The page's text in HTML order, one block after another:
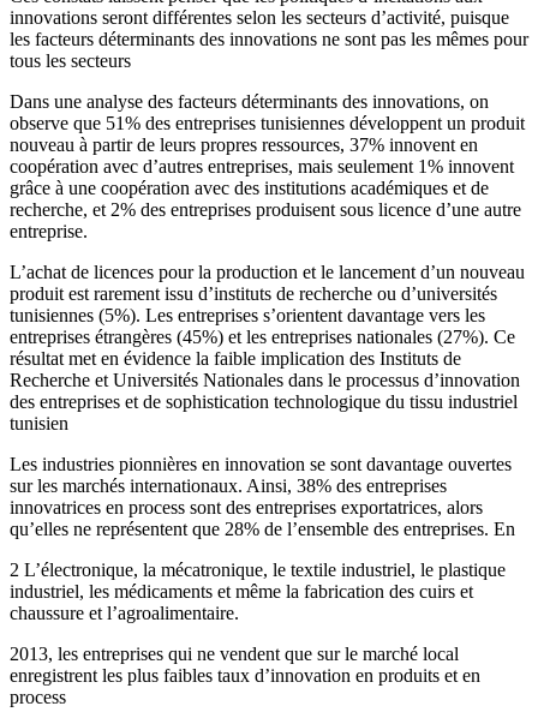
innovations seront différentes selon les secteurs d’activité, puisque
les facteurs déterminants des innovations ne sont pas les mêmes pour
tous les secteurs
Dans une analyse des facteurs déterminants des innovations, on
observe que 51% des entreprises tunisiennes développent un produit
nouveau à partir de leurs propres ressources, 37% innovent en
coopération avec d’autres entreprises, mais seulement 1% innovent
grâce à une coopération avec des institutions académiques et de
recherche, et 2% des entreprises produisent sous licence d’une autre
entreprise.
L’achat de licences pour la production et le lancement d’un nouveau
produit est rarement issu d’instituts de recherche ou d’universités
tunisiennes (5%). Les entreprises s’orientent davantage vers les
entreprises étrangères (45%) et les entreprises nationales (27%). Ce
résultat met en évidence la faible implication des Instituts de
Recherche et Universités Nationales dans le processus d’innovation
des entreprises et de sophistication technologique du tissu industriel
tunisien
Les industries pionnières en innovation se sont davantage ouvertes
sur les marchés internationaux. Ainsi, 38% des entreprises
innovatrices en process sont des entreprises exportatrices, alors
qu’elles ne représentent que 28% de l’ensemble des entreprises. En
2 L’électronique, la mécatronique, le textile industriel, le plastique
industriel, les médicaments et même la fabrication des cuirs et
chaussure et l’agroalimentaire.
2013, les entreprises qui ne vendent que sur le marché local
enregistrent les plus faibles taux d’innovation en produits et en
process